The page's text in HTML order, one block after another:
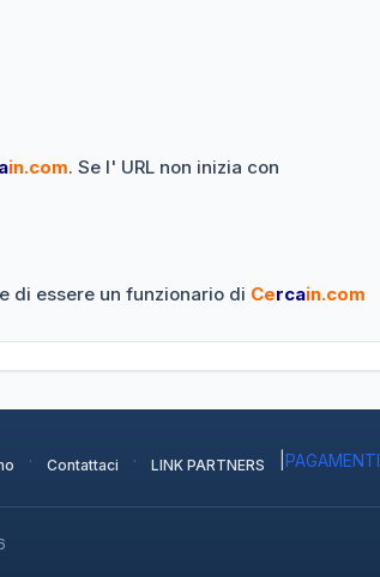
in.com. Se l' URL non inizia con
di essere un funzionario di Cercain.com
· Contattaci · LINK PARTNERS PAGAMENTI